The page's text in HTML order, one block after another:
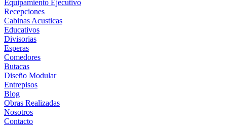
Equipamiento Ejecutivo
Recepciones
Cabinas Acusticas
Educativos
Divisorias
Esperas
Comedores
Butacas
Diseño Modular
Entrepisos
Blog
Obras Realizadas
Nosotros
Contacto